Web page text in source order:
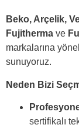
Beko, Arçelik,
Fujitherma ve
markalarına
sunuyoruz.
Neden Bizi
sertifikalı